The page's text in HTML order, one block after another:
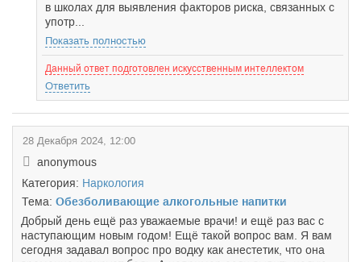
в школах для выявления факторов риска, связанных с
употр...
Показать полностью
Данный ответ подготовлен искусственным интеллектом
Ответить
28 Декабря 2024, 12:00
anonymous
Категория: Наркология
Тема: Обезболивающие алкогольные напитки
Добрый день ещё раз уважаемые врачи! и ещё раз вас с
наступающим новым годом! Ещё такой вопрос вам. Я вам
сегодня задавал вопрос про водку как анестетик, что она